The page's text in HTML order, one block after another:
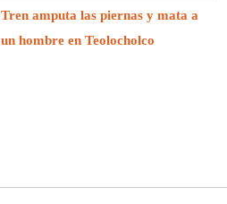
Tren amputa las piernas y mata a
un hombre en Teolocholco